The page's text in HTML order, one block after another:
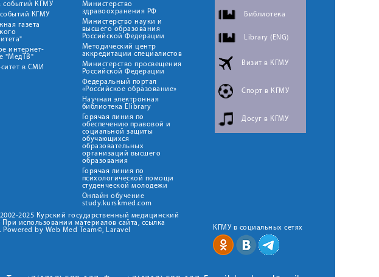
событий КГМУ
КГМУ
газета
интернет-
"МедТВ"
в СМИ
Министерство
здравоохранения РФ
Министерство науки и
высшего образования
Российской Федерации
Методический центр
аккредитации специалистов
Министерство просвещения
Российской Федерации
Федеральный портал
«Российское образование»
Научная электронная
библиотека Elibrary
Горячая линия по
обеспечению правовой и
социальной защиты
обучающихся
образовательных
организаций высшего
образования
Горячая линия по
психологической помощи
студенческой молодежи
Онлайн обучение
study.kurskmed.com
Библиотека
Library (ENG)
Визит в КГМУ
Спорт в КГМУ
Досуг в КГМУ
2025 Курский государственный медицинский
При использовании материалов сайта, ссылка
Powered by Web Med Team©, Laravel
КГМУ в социальных сетях